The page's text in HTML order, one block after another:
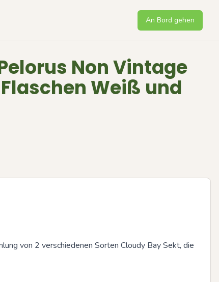
An Bord gehen
Non Vintage
Flaschen Weiß und
von 2 verschiedenen Sorten Cloudy Bay Sekt, die